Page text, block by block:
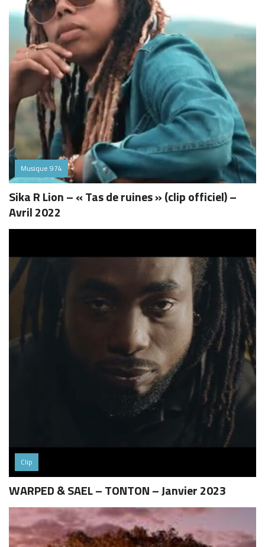
Musique 974
Sika R Lion – « Tas de ruines » (clip officiel) –
Avril 2022
Clip
WARPED & SAEL – TONTON – Janvier 2023